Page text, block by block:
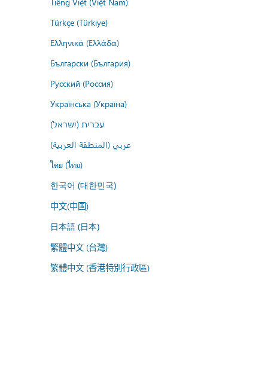
Türkçe (Türkiye)
Ελληνικά (Ελλάδα)
Български (България)
Русский (Россия)
Українська (Україна)
עברית (ישראל)
عربي (المنطقة العربية)
ไทย (ไทย)
한국어 (대한민국)
中文(中国)
日本語 (日本)
繁體中文 (台灣)
繁體中文 (香港特別行政區)